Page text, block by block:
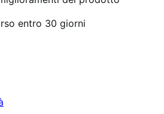
entro 30 giorni